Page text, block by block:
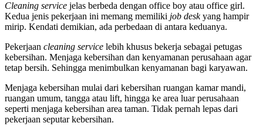
Cleaning service jelas berbeda dengan office boy atau office girl.
Kedua jenis pekerjaan ini memang memiliki job deskyang hampir
mirip. Kendati demikian, ada perbedaan di antara keduanya.
Pekerjaan cleaning service lebih khusus bekerja sebagai petugas
kebersihan. Menjaga kebersihan dan kenyamanan perusahaan agar
tetap bersih. Sehingga menimbulkan kenyamanan bagi karyawan.
Menjaga kebersihan mulai dari kebersihan ruangan kamar mandi,
ruangan umum, tangga atau lift, hingga ke area luar perusahaan
seperti menjaga kebersihan area taman. Tidak pernah lepas dari
pekerjaan seputar kebersihan.